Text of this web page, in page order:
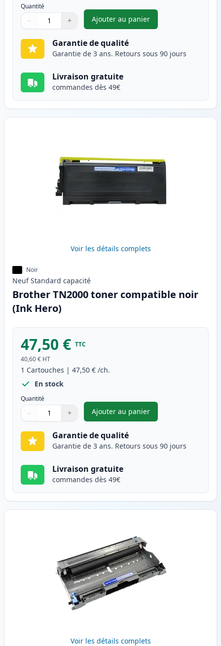
Quantité
Quantité
Utilisez les boutons pour ajuster
− +
Quantité
Ajouter au panier
,Pack de 2 Brother TN2000
Garantie de qualité
Garantie de 3 ans. Retours sous 90 jours
Livraison gratuite
commandes dès 49€
Voir les détails complets
Noir
Neuf Standard capacité
Brother TN2000 toner compatible noir
(Ink Hero)
47,50 € TTC
40,60 € HT
1 Cartouches | 47,50 € /ch.
En stock
Quantité
Quantité
Utilisez les boutons pour ajuster
− +
Quantité
Ajouter au panier
,Brother TN2000 toner
Garantie de qualité
Garantie de 3 ans. Retours sous 90 jours
Livraison gratuite
commandes dès 49€
Voir les détails complets